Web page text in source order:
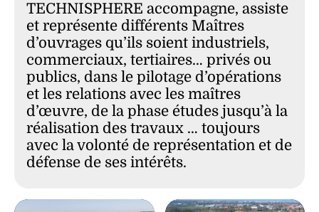
TECHNISPHERE accompagne, assiste
et représente différents Maîtres
d’ouvrages qu’ils soient industriels,
commerciaux, tertiaires… privés ou
publics, dans le pilotage d’opérations
et les relations avec les maîtres
d’œuvre, de la phase études jusqu’à la
réalisation des travaux … toujours
avec la volonté de représentation et de
défense de ses intérêts.